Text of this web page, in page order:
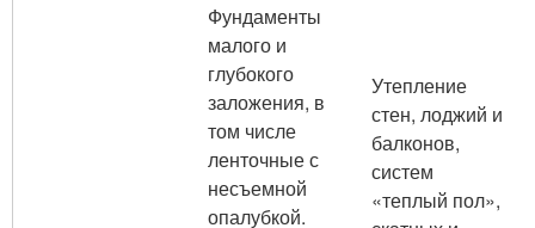
Фундаменты
малого и
глубокого
заложения, в
том числе
ленточные с
несъемной
опалубкой.
Утепление
стен, лоджий и
балконов,
систем
«теплый пол»,